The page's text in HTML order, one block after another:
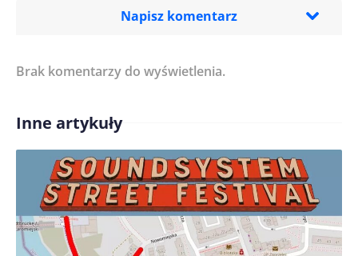
Napisz komentarz
Treść komentarza*
Imię/ Nick*
Brak komentarzy do wyświetlenia.
Inne artykuły